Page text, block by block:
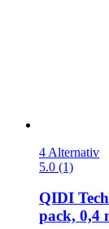
4 Alternativ
5.0 (1)
QIDI Tech
pack, 0,4